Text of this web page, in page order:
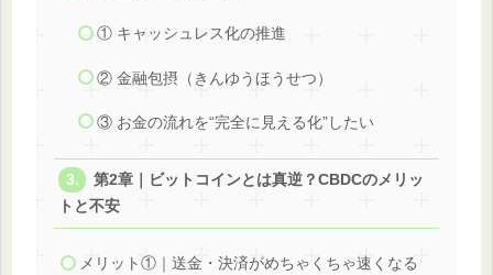
① キャッシュレス化の推進
② 金融包摂（きんゆうほうせつ）
③ お金の流れを“完全に見える化”したい
第2章｜ビットコインとは真逆？CBDCのメリッ
トと不安
メリット①｜送金・決済がめちゃくちゃ速くなる